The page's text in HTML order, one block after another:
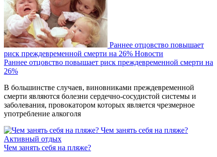
Раннее отцовство повышает
риск преждевременной смерти на 26% Новости
Раннее отцовство повышает риск преждевременной смерти на
26%
В большинстве случаев, виновниками преждевременной
смерти являются болезни сердечно-сосудистой системы и
заболевания, провокатором которых является чрезмерное
употребление алкоголя
Чем занять себя на пляже?
Активный отдых
Чем занять себя на пляже?